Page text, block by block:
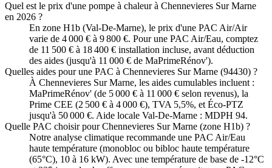
Quel est le prix d'une pompe à chaleur à Chennevieres Sur Marne
en 2026 ?
En zone H1b (Val-De-Marne), le prix d'une PAC Air/Air
varie de 4 000 € à 9 800 €. Pour une PAC Air/Eau, comptez
de 11 500 € à 18 400 € installation incluse, avant déduction
des aides (jusqu'à 11 000 € de MaPrimeRénov').
Quelles aides pour une PAC à Chennevieres Sur Marne (94430) ?
À Chennevieres Sur Marne, les aides cumulables incluent :
MaPrimeRénov' (de 5 000 € à 11 000 € selon revenus), la
Prime CEE (2 500 € à 4 000 €), TVA 5,5%, et Éco-PTZ
jusqu'à 50 000 €. Aide locale Val-De-Marne : MDPH 94.
Quelle PAC choisir pour Chennevieres Sur Marne (zone H1b) ?
Notre analyse climatique recommande une PAC Air/Eau
haute température (monobloc ou bibloc haute température
(65°C), 10 à 16 kW). Avec une température de base de -12°C